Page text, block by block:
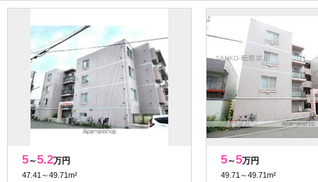
5～5.2万円
47.41～49.71m²
5～5万円
49.71～49.71m²